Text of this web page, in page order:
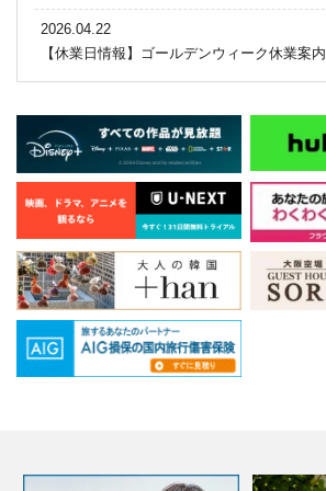
2026.04.22
【休業日情報】ゴールデンウィーク休業案内